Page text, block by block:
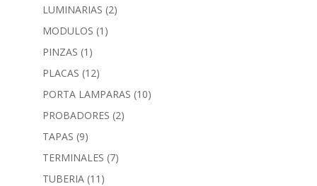
LUMINARIAS (2)
MODULOS (1)
PINZAS (1)
PLACAS (12)
PORTA LAMPARAS (10)
PROBADORES (2)
TAPAS (9)
TERMINALES (7)
TUBERIA (11)